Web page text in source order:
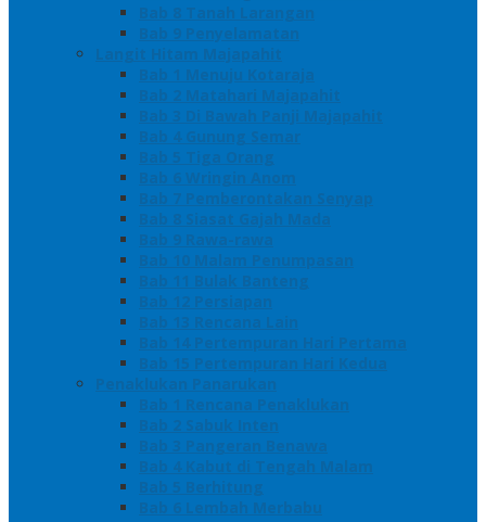
Bab 8 Tanah Larangan
Bab 9 Penyelamatan
Langit Hitam Majapahit
Bab 1 Menuju Kotaraja
Bab 2 Matahari Majapahit
Bab 3 Di Bawah Panji Majapahit
Bab 4 Gunung Semar
Bab 5 Tiga Orang
Bab 6 Wringin Anom
Bab 7 Pemberontakan Senyap
Bab 8 Siasat Gajah Mada
Bab 9 Rawa-rawa
Bab 10 Malam Penumpasan
Bab 11 Bulak Banteng
Bab 12 Persiapan
Bab 13 Rencana Lain
Bab 14 Pertempuran Hari Pertama
Bab 15 Pertempuran Hari Kedua
Penaklukan Panarukan
Bab 1 Rencana Penaklukan
Bab 2 Sabuk Inten
Bab 3 Pangeran Benawa
Bab 4 Kabut di Tengah Malam
Bab 5 Berhitung
Bab 6 Lembah Merbabu